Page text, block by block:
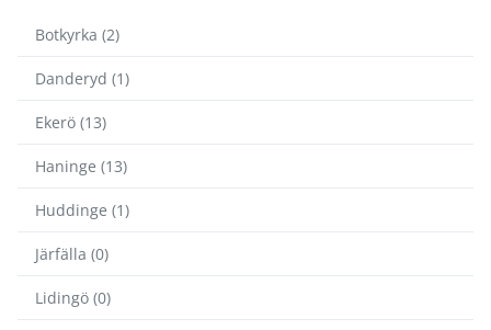
Botkyrka (2)
Danderyd (1)
Ekerö (13)
Haninge (13)
Huddinge (1)
Järfälla (0)
Lidingö (0)